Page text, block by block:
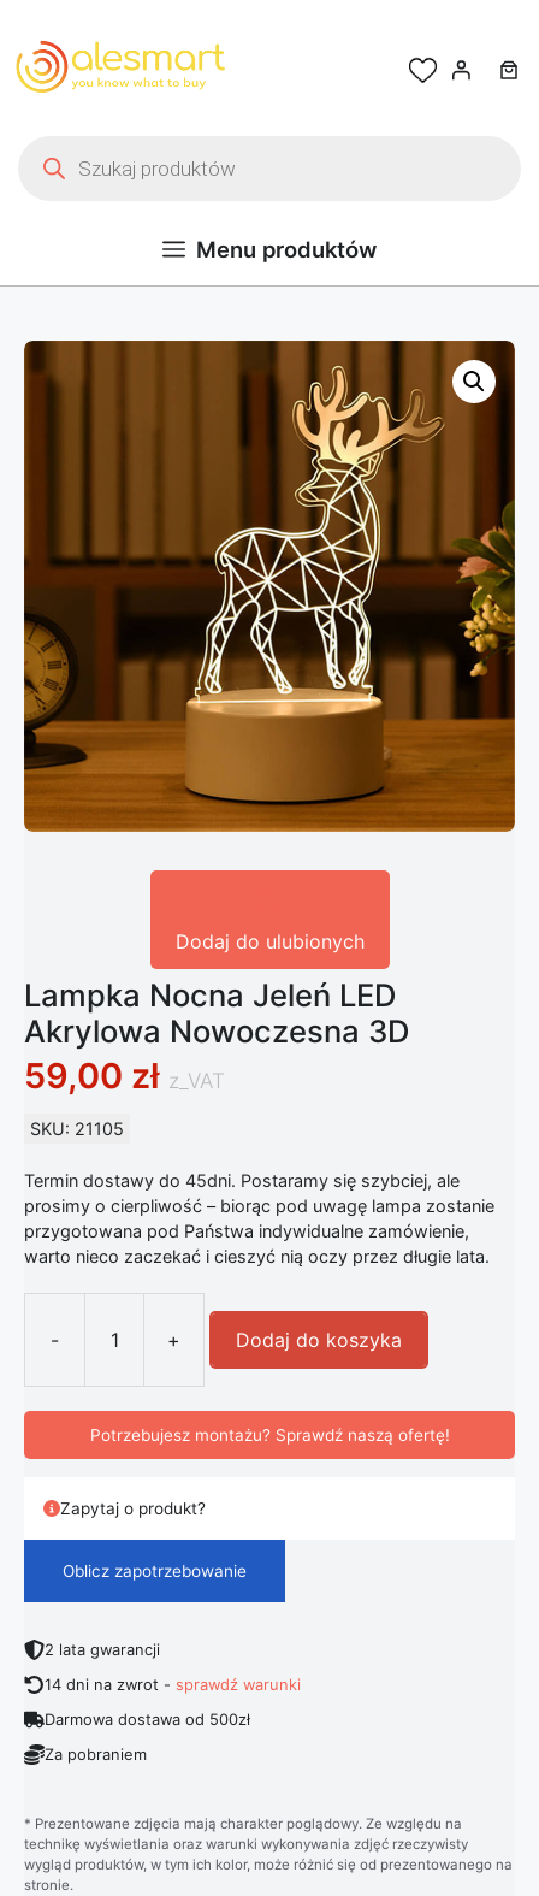
Menu produktów
Dodaj do ulubionych
Lampka Nocna Jeleń LED
Akrylowa Nowoczesna 3D
59,00 zł z_VAT
SKU: 21105
Termin dostawy do 45dni. Postaramy się szybciej, ale
prosimy o cierpliwość – biorąc pod uwagę lampa zostanie
przygotowana pod Państwa indywidualne zamówienie,
warto nieco zaczekać i cieszyć nią oczy przez długie lata.
-
ilość Lampka Nocna Jeleń LED
+ Dodaj do koszyka
Potrzebujesz montażu? Sprawdź naszą ofertę!
Zapytaj o produkt?
Oblicz zapotrzebowanie
2 lata gwarancji
14 dni na zwrot -sprawdź warunki
Darmowa dostawa od 500zł
Za pobraniem
* Prezentowane zdjęcia mają charakter poglądowy. Ze względu na
technikę wyświetlania oraz warunki wykonywania zdjęć rzeczywisty
wygląd produktów, w tym ich kolor, może różnić się od prezentowanego na
stronie.